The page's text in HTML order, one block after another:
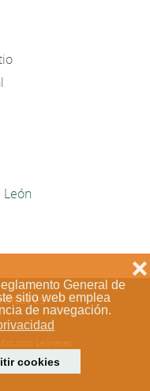
General de
sitio web emplea
de navegación.
cookies
❌
reservados